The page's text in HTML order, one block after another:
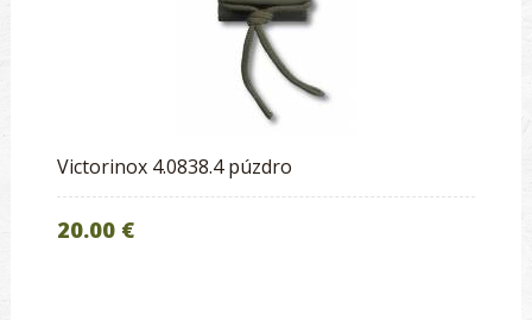
Victorinox 4.0838.4 púzdro
20.00 €